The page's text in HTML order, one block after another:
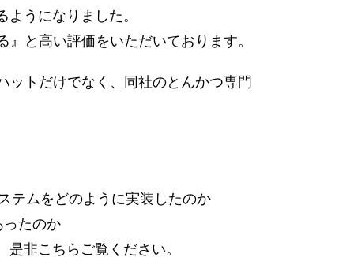
うになりました。
と高い評価をいただいております。
ットだけでなく、同社のとんかつ専門
テムをどのように実装したのか
ったのか
非こちらご覧ください。